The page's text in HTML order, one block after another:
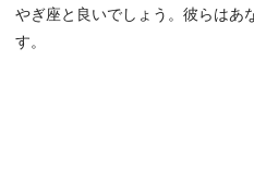
やぎ座と良いでしょう。彼らはあ
す。